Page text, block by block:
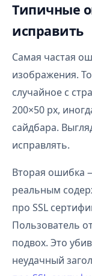
Типичные
исправить
Самая частая
изображения.
случайное с
200×50 px,
сайдбара.
исправлять.
Вторая ошибка
реальным
про SSL
Пользователь
подвох. Это
неудачный